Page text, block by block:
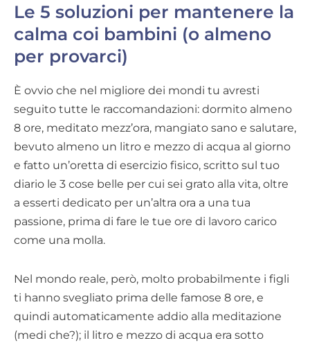
Le 5 soluzioni per mantenere la
calma coi bambini (o almeno
per provarci)
È ovvio che nel migliore dei mondi tu avresti
seguito tutte le raccomandazioni: dormito almeno
8 ore, meditato mezz’ora, mangiato sano e salutare,
bevuto almeno un litro e mezzo di acqua al giorno
e fatto un’oretta di esercizio fisico, scritto sul tuo
diario le 3 cose belle per cui sei grato alla vita, oltre
a esserti dedicato per un’altra ora a una tua
passione, prima di fare le tue ore di lavoro carico
come una molla.
Nel mondo reale, però, molto probabilmente i figli
ti hanno svegliato prima delle famose 8 ore, e
quindi automaticamente addio alla meditazione
(medi che?); il litro e mezzo di acqua era sotto